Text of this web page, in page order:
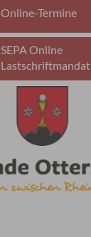
Online-Termine
SEPA Online
Lastschriftmandat